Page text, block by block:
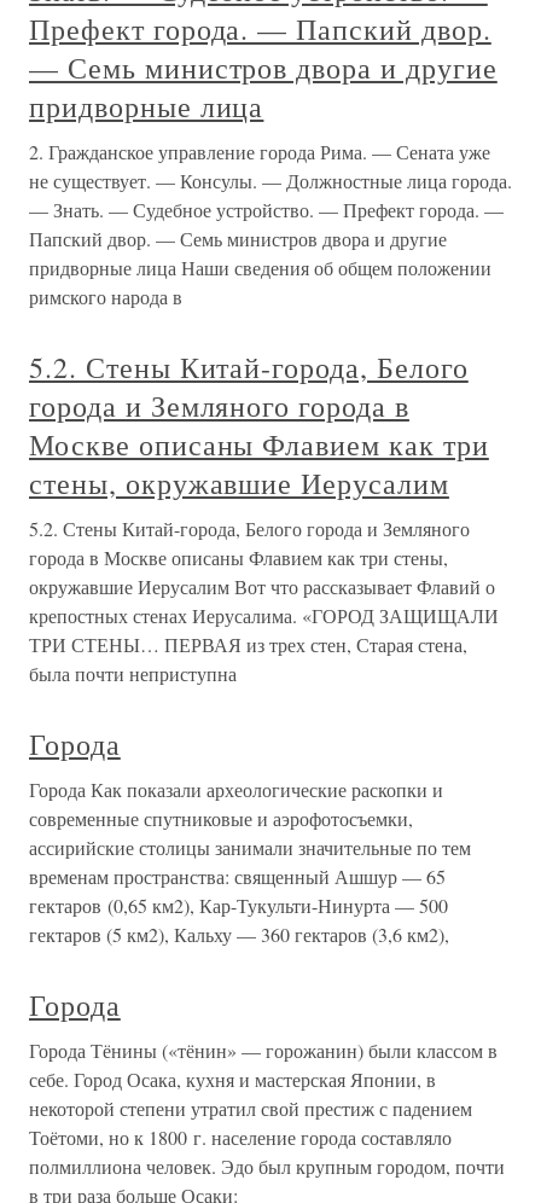
Префект города. — Папский двор.
— Семь министров двора и другие
придворные лица
2. Гражданское управление города Рима. — Сената уже
не существует. — Консулы. — Должностные лица города.
— Знать. — Судебное устройство. — Префект города. —
Папский двор. — Семь министров двора и другие
придворные лица Наши сведения об общем положении
римского народа в
5.2. Стены Китай-города, Белого
города и Земляного города в
Москве описаны Флавием как три
стены, окружавшие Иерусалим
5.2. Стены Китай-города, Белого города и Земляного
города в Москве описаны Флавием как три стены,
окружавшие Иерусалим Вот что рассказывает Флавий о
крепостных стенах Иерусалима. «ГОРОД ЗАЩИЩАЛИ
ТРИ СТЕНЫ… ПЕРВАЯ из трех стен, Старая стена,
была почти неприступна
Города
Города Как показали археологические раскопки и
современные спутниковые и аэрофотосъемки,
ассирийские столицы занимали значительные по тем
временам пространства: священный Ашшур — 65
гектаров (0,65 км2), Кар-Тукульти-Нинурта — 500
гектаров (5 км2), Кальху — 360 гектаров (3,6 км2),
Города
Города Тёнины («тёнин» — горожанин) были классом в
себе. Город Осака, кухня и мастерская Японии, в
некоторой степени утратил свой престиж с падением
Тоётоми, но к 1800 г. население города составляло
полмиллиона человек. Эдо был крупным городом, почти
в три раза больше Осаки: